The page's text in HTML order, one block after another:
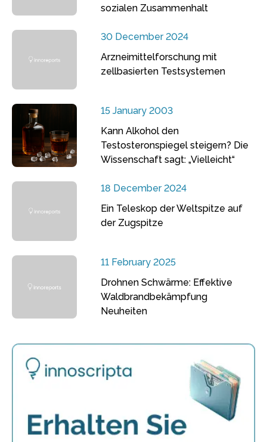
sozialen Zusammenhalt
30 December 2024
Arzneimittelforschung mit
zellbasierten Testsystemen
15 January 2003
Kann Alkohol den
Testosteronspiegel steigern? Die
Wissenschaft sagt: „Vielleicht“
18 December 2024
Ein Teleskop der Weltspitze auf
der Zugspitze
11 February 2025
Drohnen Schwärme: Effektive
Waldbrandbekämpfung
Neuheiten